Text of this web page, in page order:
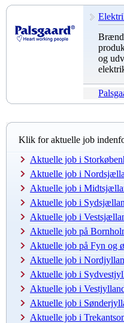
og
Klik for aktuelle job
Aktuelle job i
Aktuelle job i
Aktuelle job i
Aktuelle job i
Aktuelle job i
Aktuelle job på
Aktuelle job på Fyn og
Aktuelle job i
Aktuelle job i
Aktuelle job i
Aktuelle job i
Aktuelle job i